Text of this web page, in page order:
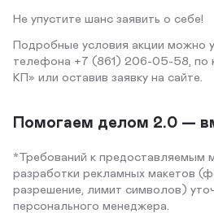
Не упустите шанс заявить о себе!
Подробные условия акции можно
телефона +7 (861) 206-05-58, по
КП» или оставив заявку на сайте.
Помогаем делом 2.0 —
*Требований к предоставляемым
разработки рекламных макетов
разрешение, лимит символов)
персонального менеджера.